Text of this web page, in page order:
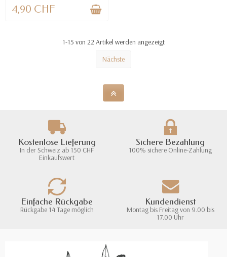
4,90 CHF
1-15 von 22 Artikel werden angezeigt
Nächste
Kostenlose Lieferung
In der Schweiz ab 150 CHF
Einkaufswert
Sichere Bezahlung
100% sichere Online-Zahlung
Einfache Rückgabe
Rückgabe 14 Tage möglich
Kundendienst
Montag bis Freitag von 9.00 bis
17.00 Uhr